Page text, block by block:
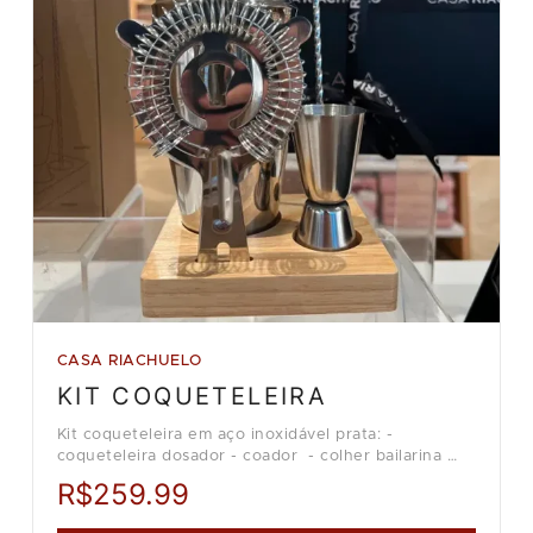
CASA RIACHUELO
KIT COQUETELEIRA
Kit coqueteleira em aço inoxidável prata: -
coqueteleira dosador - coador - colher bailarina
Loja Casa Riachuelo.
R$259.99